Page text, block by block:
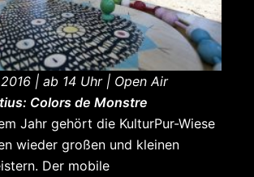
| ab 14 Uhr | Open Air
Colors de Monstre
Jahr gehört die KulturPur-Wiese
wieder großen und kleinen
Der mobile